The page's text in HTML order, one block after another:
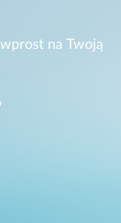
na Twoją